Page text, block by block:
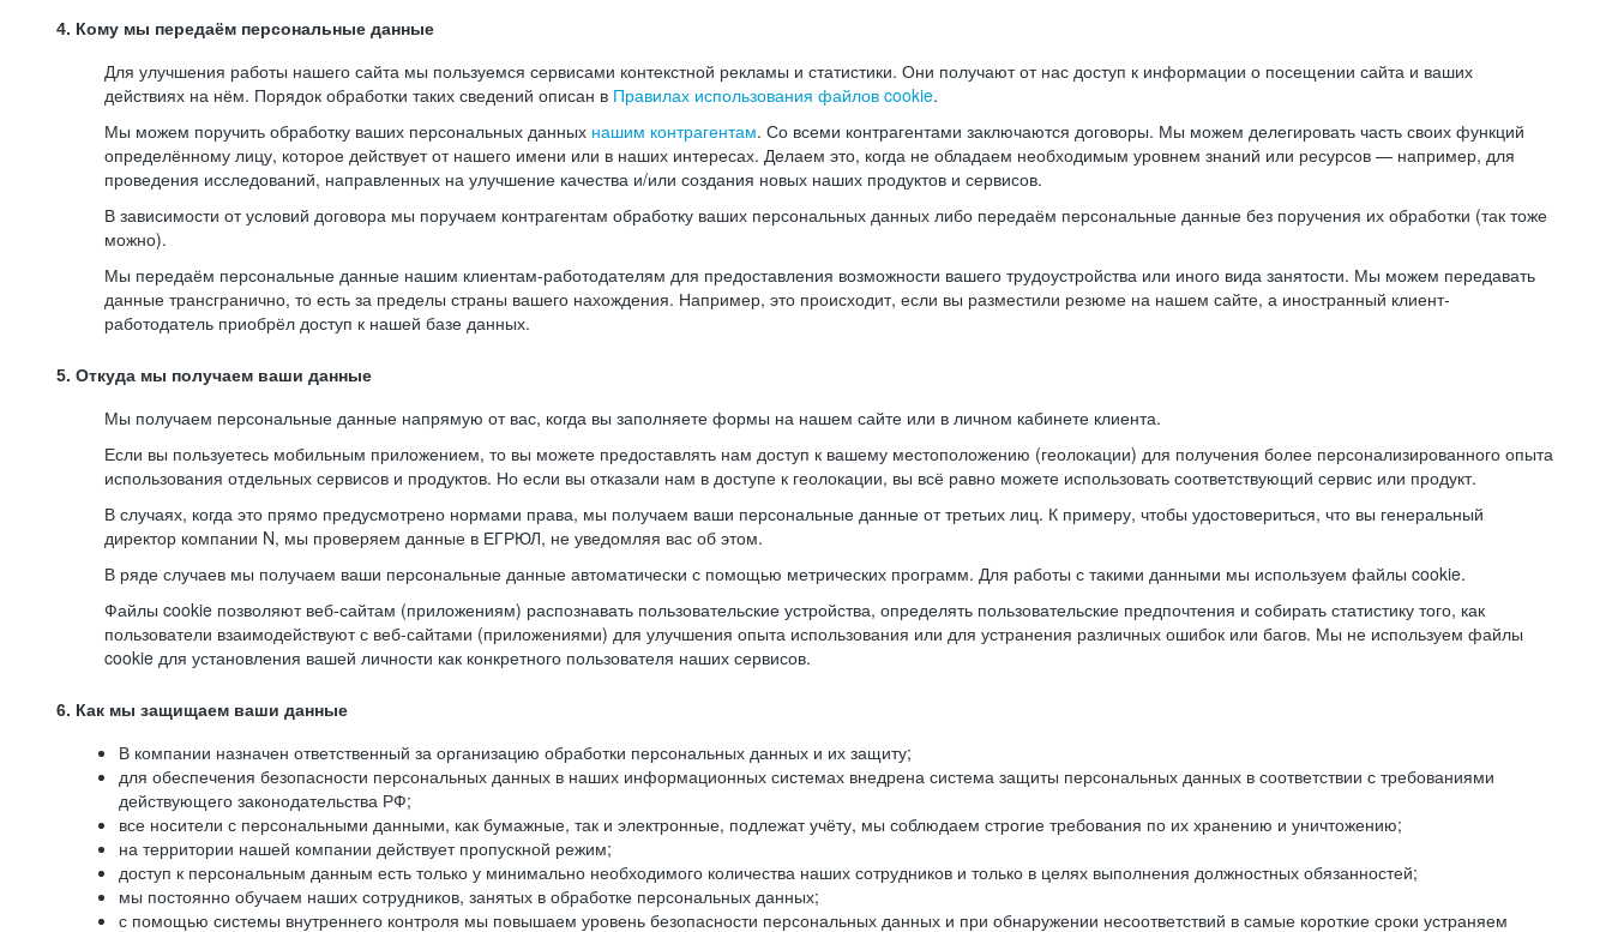
4. Кому мы передаём персональные данные
Для улучшения работы нашего сайта мы пользуемся сервисами контекстной рекламы и статистики. Они получают от нас доступ к информации о посещении сайта и ваших
действиях на нём. Порядок обработки таких сведений описан в Правилах использования файлов cookie.
Мы можем поручить обработку ваших персональных данных нашим контрагентам. Со всеми контрагентами заключаются договоры. Мы можем делегировать часть своих функций
определённому лицу, которое действует от нашего имени или в наших интересах. Делаем это, когда не обладаем необходимым уровнем знаний или ресурсов — например, для
проведения исследований, направленных на улучшение качества и/или создания новых наших продуктов и сервисов.
В зависимости от условий договора мы поручаем контрагентам обработку ваших персональных данных либо передаём персональные данные без поручения их обработки (так тоже
можно).
Мы передаём персональные данные нашим клиентам-работодателям для предоставления возможности вашего трудоустройства или иного вида занятости. Мы можем передавать
данные трансгранично, то есть за пределы страны вашего нахождения. Например, это происходит, если вы разместили резюме на нашем сайте, а иностранный клиент-
работодатель приобрёл доступ к нашей базе данных.
5. Откуда мы получаем ваши данные
Мы получаем персональные данные напрямую от вас, когда вы заполняете формы на нашем сайте или в личном кабинете клиента.
Если вы пользуетесь мобильным приложением, то вы можете предоставлять нам доступ к вашему местоположению (геолокации) для получения более персонализированного опыта
использования отдельных сервисов и продуктов. Но если вы отказали нам в доступе к геолокации, вы всё равно можете использовать соответствующий сервис или продукт.
В случаях, когда это прямо предусмотрено нормами права, мы получаем ваши персональные данные от третьих лиц. К примеру, чтобы удостовериться, что вы генеральный
директор компании N, мы проверяем данные в ЕГРЮЛ, не уведомляя вас об этом.
В ряде случаев мы получаем ваши персональные данные автоматически с помощью метрических программ. Для работы с такими данными мы используем файлы cookie.
Файлы cookie позволяют веб-сайтам (приложениям) распознавать пользовательские устройства, определять пользовательские предпочтения и собирать статистику того, как
пользователи взаимодействуют с веб-сайтами (приложениями) для улучшения опыта использования или для устранения различных ошибок или багов. Мы не используем файлы
cookie для установления вашей личности как конкретного пользователя наших сервисов.
6. Как мы защищаем ваши данные
В компании назначен ответственный за организацию обработки персональных данных и их защиту;
для обеспечения безопасности персональных данных в наших информационных системах внедрена система защиты персональных данных в соответствии с требованиями
действующего законодательства РФ;
все носители с персональными данными, как бумажные, так и электронные, подлежат учёту, мы соблюдаем строгие требования по их хранению и уничтожению;
на территории нашей компании действует пропускной режим;
доступ к персональным данным есть только у минимально необходимого количества наших сотрудников и только в целях выполнения должностных обязанностей;
мы постоянно обучаем наших сотрудников, занятых в обработке персональных данных;
с помощью системы внутреннего контроля мы повышаем уровень безопасности персональных данных и при обнаружении несоответствий в самые короткие сроки устраняем